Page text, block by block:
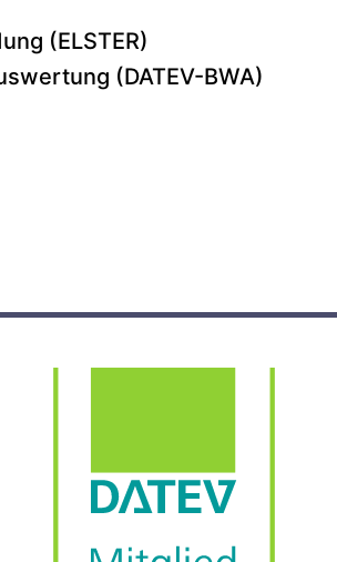
(ELSTER)
(DATEV-BWA)